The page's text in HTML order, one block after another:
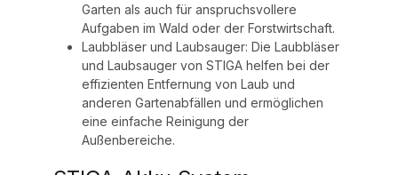
Garten als auch für anspruchsvollere
Aufgaben im Wald oder der Forstwirtschaft.
Laubbläser und Laubsauger: Die Laubbläser
und Laubsauger von STIGA helfen bei der
effizienten Entfernung von Laub und
anderen Gartenabfällen und ermöglichen
eine einfache Reinigung der
Außenbereiche.